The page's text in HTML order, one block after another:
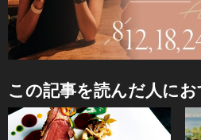
この記事を読んだ人に